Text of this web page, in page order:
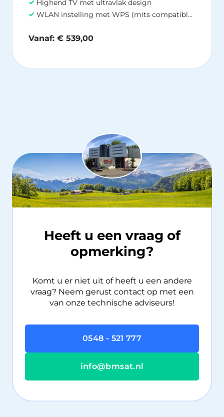
Highend TV met ultravlak design
WLAN instelling met WPS (mits compatible WLAN bron aanwezig, bv Oyster connect, Oyster access of Oyster easynet
Vanaf: € 539,00
Heeft u een vraag of
opmerking?
Komt u er niet uit of heeft u een andere
vraag? Neem gerust contact op met een
van onze technische adviseurs!
0548 - 521 777
info@bmsat.nl